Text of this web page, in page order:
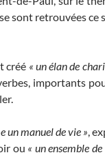
sont retrouvées
créé « un élan de
importants
un manuel de vie »,
ou « un ensemble